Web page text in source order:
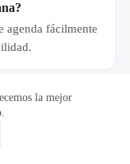
la mejor
agenda fácilmente
los suyos o que